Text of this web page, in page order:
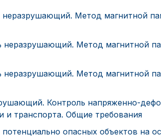
неразрушающий. Метод магнитной
неразрушающий. Метод магнитной
неразрушающий. Метод магнитной
Контроль напряженно-
и транспорта. Общие требования
опасных объектов на